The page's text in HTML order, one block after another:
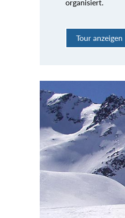
organisiert.
Tour anzeigen